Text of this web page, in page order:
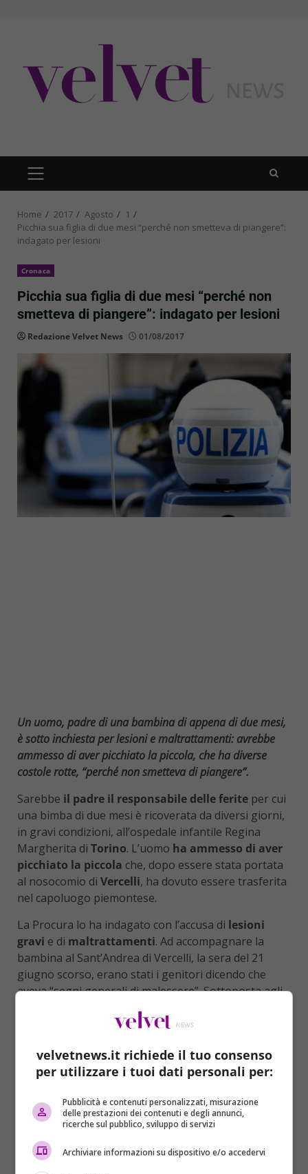
PRIMARY
MENU
Home 2017 Agosto
1
Picchia sua figlia di due mesi “perché non smetteva di piangere”:
indagato per lesioni
Cronaca
Picchia sua figlia di due mesi “perché non
smetteva di piangere”: indagato per lesioni
Redazione Velvet News 01/08/2017
Un uomo, padre di una bambina di appena di due mesi,
è sotto inchiesta per lesioni e maltrattamenti: avrebbe
ammesso di aver picchiato la piccola, che ha diverse
costole rotte, “perché non smetteva di piangere”.
Sarebbe il padre il responsabile delle ferite per cui
una bimba di due mesi è ricoverata da diversi giorni,
in gravi condizioni, all’ospedale infantile Regina
Margherita di Torino. L’uomo ha ammesso di aver
picchiato la piccola che, dopo essere stata portata
al nosocomio di Vercelli, ha dovuto essere trasferita
nel capoluogo piemontese.
La Procura lo ha indagato con l’accusa di lesioni
gravi e di maltrattamenti. Ad accompagnare la
bambina al Sant’Andrea di Vercelli, la sera del 21
giugno scorso, erano stati i genitori dicendo che
aveva “segni generali di malessere”. Sottoposta agli
accertamenti necessari, la bambina è stata portata
Torino nella stessa notte, in seguito alla comparsa
prognosi riservata in Rianimazione, con un
trauma cranicoe diverse costole rotte, le sue
deciso il trasferimento, sempre in prognosi
riservata, in terapia subintensiva.
Sul caso sta indagando la questura di Vercelli
velvetnews.it richiede il tuo consenso
per utilizzare i tuoi dati personali per:
Pubblicità e contenuti personalizzati, misurazione
delle prestazioni dei contenuti e degli annunci,
ricerche sul pubblico, sviluppo di servizi
Archiviare informazioni su dispositivo e/o accedervi